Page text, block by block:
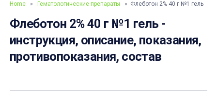
Home » Гематологические препараты » Флеботон 2% 40 г №1 гель
Флеботон 2% 40 г №1 гель -
инструкция, описание, показания,
противопоказания, состав